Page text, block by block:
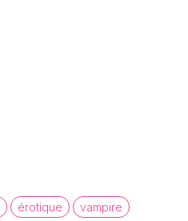
érotique vampire